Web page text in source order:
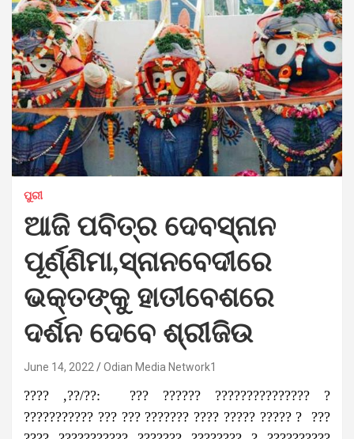
ପୁରୀ
ଆଜି ପବିତ୍ର ଦେବସ୍ନାନ
ପୂର୍ଣ୍ଣିମା,ସ୍ନାନବେଦୀରେ
ଭକ୍ତଙ୍କୁ ହାତୀବେଶରେ
ଦର୍ଶନ ଦେବେ ଶ୍ରୀଜିଉ
June 14, 2022 Odian Media Network1
???? ,??/??: ??? ?????? ??????????????? ?
??????????? ??? ??? ??????? ???? ????? ????? ? ???